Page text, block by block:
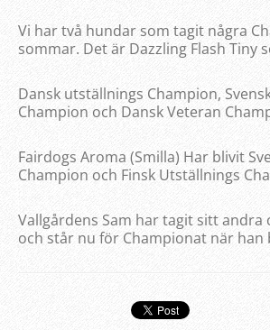
Vi har två hundar som tagit några
sommar. Det är Dazzling Flash Tiny
Dansk utställnings Champion,
Champion och Dansk Veteran
Fairdogs Aroma (Smilla) Har blivit
Champion och Finsk Utställnings
Vallgårdens Sam har tagit sitt andra
och står nu för Championat när han